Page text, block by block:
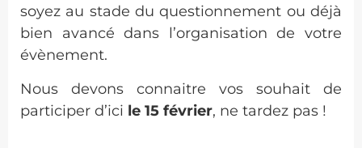
soyez au stade du questionnement ou déjà
bien avancé dans l’organisation de votre
évènement.
Nous devons connaitre vos souhait de
participer d’ici le 15 février, ne tardez pas !